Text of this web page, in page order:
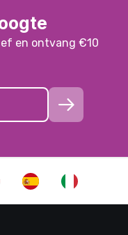
en ontvang €10